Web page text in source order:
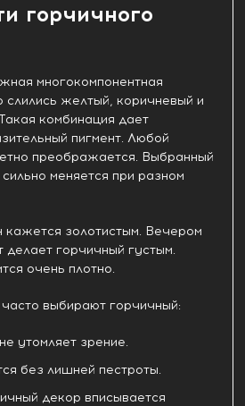
горчичного
многокомпонентная
слились желтый, коричневый и
комбинация дает
пигмент. Любой
преображается. Выбранный
меняется при разном
кажется золотистым. Вечером
делает горчичный густым.
очень плотно.
выбирают горчичный:
утомляет зрение.
без лишней пестроты.
декор вписывается